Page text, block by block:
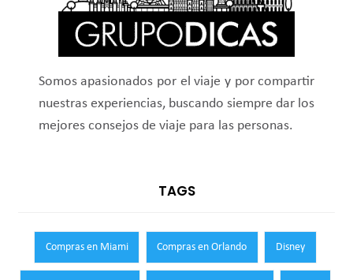
Somos apasionados por el viaje y por compartir
nuestras experiencias, buscando siempre dar los
mejores consejos de viaje para las personas.
TAGS
Compras en Miami Compras en Orlando Disney